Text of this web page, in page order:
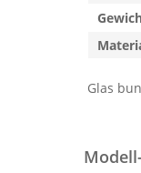
Glas